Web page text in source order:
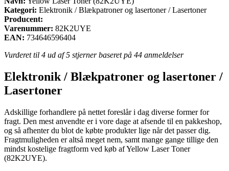
Kategori: Elektronik / Blækpatroner og lasertoner / Lasertoner
Producent:
Varenummer: 82K2UYE
EAN: 734646596404
Vurderet til 4 ud af 5 stjerner baseret på 44 anmeldelser
Elektronik / Blækpatroner og lasertoner /
Lasertoner
Adskillige forhandlere på nettet foreslår i dag diverse former for
fragt. Den mest anvendte er i vore dage at afsende til en pakkeshop,
og så afhenter du blot de købte produkter lige når det passer dig.
Fragtmuligheden er altså meget nem, samt mange gange tillige den
mindst kostelige fragtform ved køb af Yellow Laser Toner
(82K2UYE).